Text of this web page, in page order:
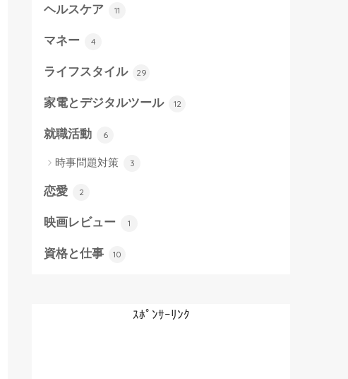
ヘルスケア 11
マネー 4
ライフスタイル 29
家電とデジタルツール 12
就職活動 6
時事問題対策 3
恋愛 2
映画レビュー 1
資格と仕事 10
ｽﾎﾟﾝｻｰﾘﾝｸ